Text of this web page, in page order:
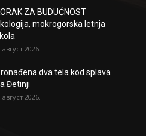
ZA BUDUĆNOST
mokrogorska letnja
август 2026.
dva tela kod splava
Đetinji
август 2026.